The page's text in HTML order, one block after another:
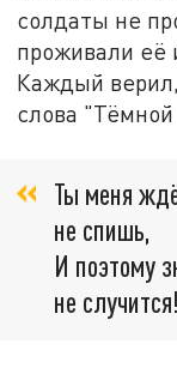
солдаты не
проживали её
Каждый верил,
слова
Ты меня
не спишь,
И поэтому
не случится!